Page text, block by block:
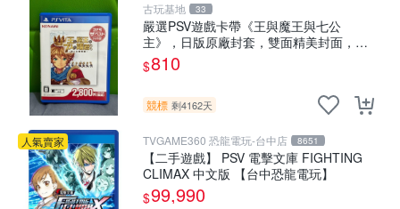
古玩基地 33
嚴選PSV遊戲卡帶《王與魔王與七公
主》，日版原廠封套，雙面精美封面，實
測暢玩無障礙。久藏家中，輕微使用痕
跡，實物圖可查，歡迎細心評估。古董級
$810
競標 剩4162天
人氣賣家 TVGAME360 恐龍電玩-台中店 8651
【二手遊戲】 PSV 電擊文庫 FIGHTING
CLIMAX 中文版 【台中恐龍電玩】
$99,990